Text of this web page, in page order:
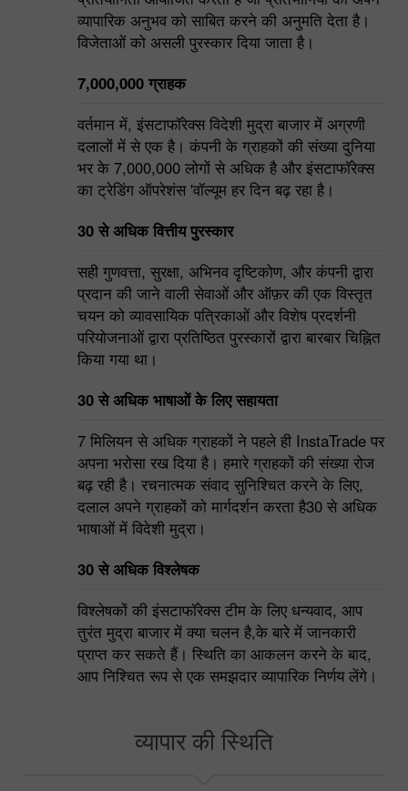
इंसटाफॉरेक्स नियमित रूप से दिलचस्प विदेशी मुद्रा
प्रतियोगिता आयोजित करता है जो प्रतिभागियों को अपने
व्यापारिक अनुभव को साबित करने की अनुमति देता है।
विजेताओं को असली पुरस्कार दिया जाता है।
7,000,000 ग्राहक
वर्तमान में, इंसटाफॉरेक्स विदेशी मुद्रा बाजार में अग्रणी
दलालों में से एक है। कंपनी के ग्राहकों की संख्या दुनिया
भर के 7,000,000 लोगों से अधिक है और इंसटाफॉरेक्स
का ट्रेडिंग ऑपरेशंस 'वॉल्यूम हर दिन बढ़ रहा है।
30 से अधिक वित्तीय पुरस्कार
सही गुणवत्ता, सुरक्षा, अभिनव दृष्टिकोण, और कंपनी द्वारा
प्रदान की जाने वाली सेवाओं और ऑफ़र की एक विस्तृत
चयन को व्यावसायिक पत्रिकाओं और विशेष प्रदर्शनी
किया गया था।
30 से अधिक भाषाओं के लिए सहायता
7 मिलियन से अधिक ग्राहकों ने पहले ही InstaTrade पर
अपना भरोसा रख दिया है। हमारे ग्राहकों की संख्या रोज
बढ़ रही है। रचनात्मक संवाद सुनिश्चित करने के लिए,
दलाल अपने ग्राहकों को मार्गदर्शन करता है30 से अधिक
भाषाओं में विदेशी मुद्रा।
30 से अधिक विश्लेषक
विश्लेषकों की इंसटाफॉरेक्स टीम के लिए धन्यवाद, आप
तुरंत मुद्रा बाजार में क्या चलन है,के बारे में जानकारी
प्राप्त कर सकते हैं। स्थिति का आकलन करने के बाद,